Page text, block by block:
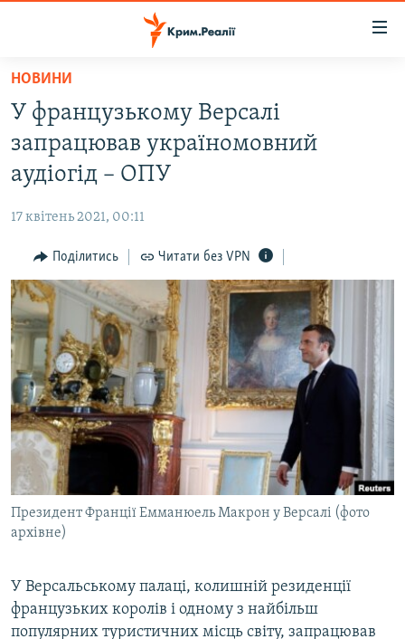
Перейти
основного
матеріалу
Перейти
до
основної
Перейти
до
пошуку
НОВИНИ
ВОДА.КРИМ
ВІДЕО ТА ФОТО
БЛОГИ
ПОГЛЯД
ІНТЕРВ'Ю
ВСЕ ЗА ДЕНЬ
СПЕЦПРОЕКТИ
ДЕПОРТАЦІЯ
ВІДЕОУРОКИ «ELIFBE»
СВІДЧЕННЯ ОКУПАЦІЇ
УКРАЇНСЬКА ПРОБЛЕМА КРИМУ
ІНФОГРАФІКА
ЯК ОБІЙТИ БЛОКУВАННЯ
Русский
Qırımtatar
ДОЛУЧАЙСЯ!
Усі сайти RFE/RL
НОВИНИ
У французькому Версалі
запрацював україномовний
аудіогід – ОПУ
17 квітень 2021, 00:11
Поділитись Читати без VPN
Президент Франції Емманюель Макрон у Версалі (фото
архівне)
У Версальському палаці, колишній резиденції
французьких королів і одному з найбільш
популярних туристичних місць світу, запрацював